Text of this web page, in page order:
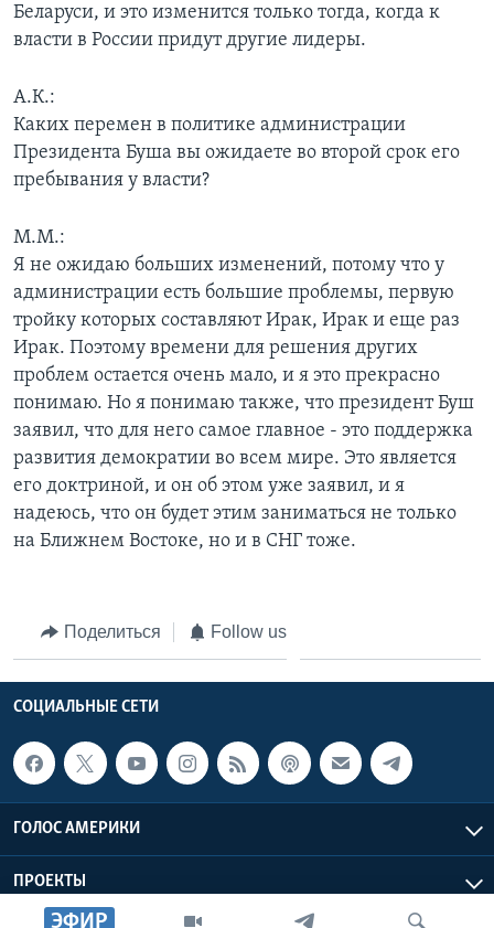
ЭФИР
Беларуси, и это изменится только тогда, когда к
власти в России придут другие лидеры.
А.К.:
Каких перемен в политике администрации
Президента Буша вы ожидаете во второй срок его
пребывания у власти?
М.М.:
Я не ожидаю больших изменений, потому что у
администрации есть большие проблемы, первую
тройку которых составляют Ирак, Ирак и еще раз
Ирак. Поэтому времени для решения других
проблем остается очень мало, и я это прекрасно
понимаю. Но я понимаю также, что президент Буш
заявил, что для него самое главное - это поддержка
развития демократии во всем мире. Это является
его доктриной, и он об этом уже заявил, и я
надеюсь, что он будет этим заниматься не только
на Ближнем Востоке, но и в СНГ тоже.
Поделиться Follow us
СОЦИАЛЬНЫЕ СЕТИ
ГОЛОС АМЕРИКИ
ПРОЕКТЫ